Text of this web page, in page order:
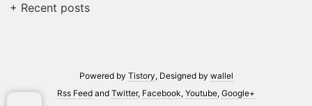
+ Recent posts
Powered by Tistory, Designed by wallel
Rss Feed and Twitter, Facebook, Youtube, Google+